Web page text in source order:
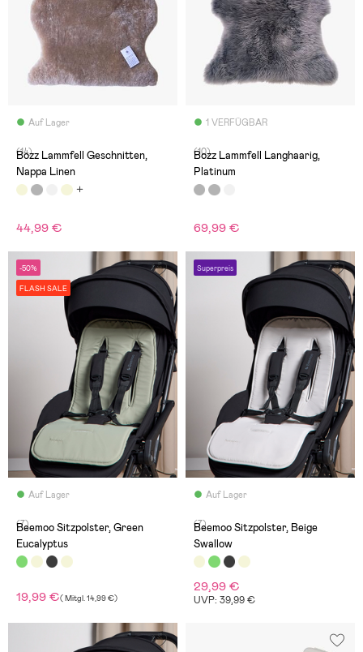
Auf Lager
(14)
Bozz Lammfell Geschnitten,
Nappa Linen
44,99 €
1 VERFÜGBAR
(10)
Bozz Lammfell Langhaarig,
Platinum
69,99 €
-50%
FLASH SALE
Auf Lager
(7)
Beemoo Sitzpolster, Green
Eucalyptus
19,99 €(Mitgl.14,99 €)
Superpreis
Auf Lager
(7)
Beemoo Sitzpolster, Beige
Swallow
29,99 €
UVP: 39,99 €